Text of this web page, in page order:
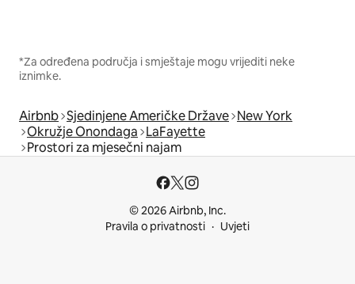
*Za određena područja i smještaje mogu vrijediti neke
iznimke.
Airbnb Sjedinjene Američke Države New York
Okružje Onondaga LaFayette
Prostori za mjesečni najam
© 2026 Airbnb, Inc.
Pravila o privatnosti
Uvjeti